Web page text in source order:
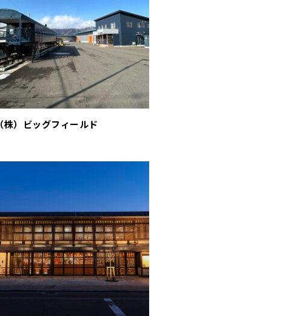
（株）ビッグフィールド